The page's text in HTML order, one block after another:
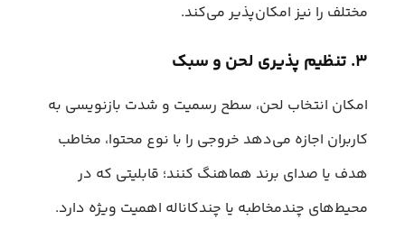
مختلف را نیز امکان‌پذیر می‌کند.
۳. تنظیم پذیری لحن و سبک
امکان انتخاب لحن، سطح رسمیت و شدت بازنویسی به
کاربران اجازه می‌دهد خروجی را با نوع محتوا، مخاطب
هدف یا صدای برند هماهنگ کنند؛ قابلیتی که در
محیط‌های چندمخاطبه یا چندکاناله اهمیت ویژه دارد.